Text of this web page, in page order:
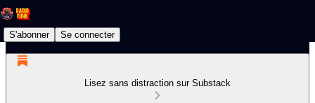
S'abonner Se connecter
Lisez sans distraction sur Substack